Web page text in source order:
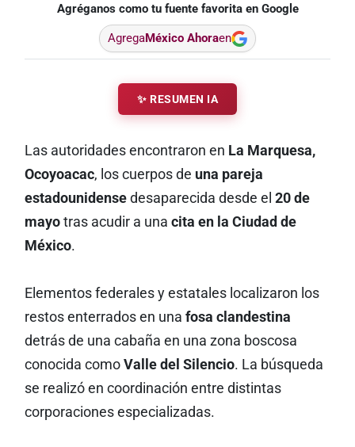
Agréganos como tu fuente favorita en Google
AgregaMéxico Ahoraen
✨ RESUMEN IA
Las autoridades encontraron en La Marquesa,
Ocoyoacac, los cuerpos de una pareja
estadounidensedesaparecida desde el 20 de
mayotras acudir a una cita en la Ciudad de
México.
Elementos federales y estatales localizaron los
restos enterrados en una fosa clandestina
detrás de una cabaña en una zona boscosa
conocida como Valle del Silencio. La búsqueda
se realizó en coordinación entre distintas
corporaciones especializadas.